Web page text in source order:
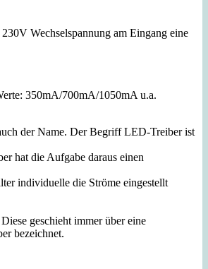
Wechselspannung am Eingang eine
350mA/700mA/1050mA u.a.
der Name. Der Begriff LED-Treiber ist
hat die Aufgabe daraus einen
individuelle die Ströme eingestellt
geschieht immer über eine
bezeichnet.